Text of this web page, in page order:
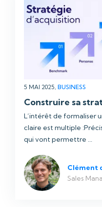
5 MAI 2025, BUSINESS
Construire sa
L’intérêt de formaliser
claire est multiple
qui vont permettre ...
Clément
Sales